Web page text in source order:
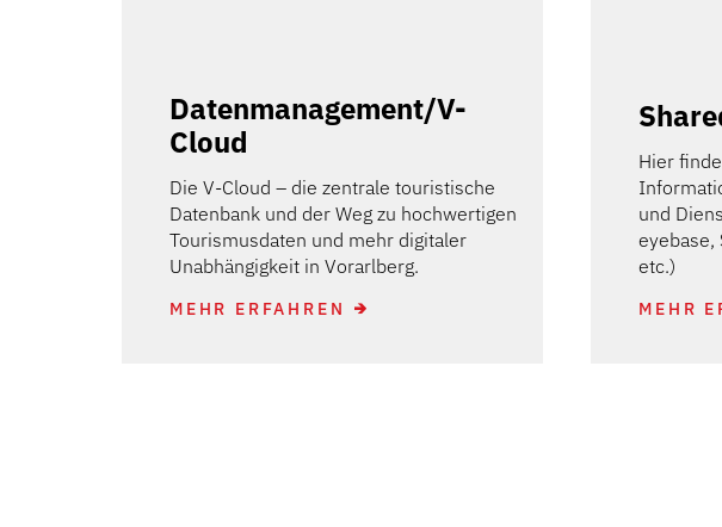
Datenmanagement/V-
Cloud
Die V-Cloud – die zentrale touristische
Datenbank und der Weg zu hochwertigen
Tourismusdaten und mehr digitaler
Unabhängigkeit in Vorarlberg.
MEHR ERFAHREN
Hier
und
eyebase,
etc.)
MEHR